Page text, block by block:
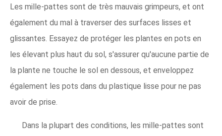
Les mille-pattes sont de très mauvais grimpeurs, et ont
également du mal à traverser des surfaces lisses et
glissantes. Essayez de protéger les plantes en pots en
les élevant plus haut du sol, s'assurer qu'aucune partie de
la plante ne touche le sol en dessous, et enveloppez
également les pots dans du plastique lisse pour ne pas
avoir de prise.
Dans la plupart des conditions, les mille-pattes sont